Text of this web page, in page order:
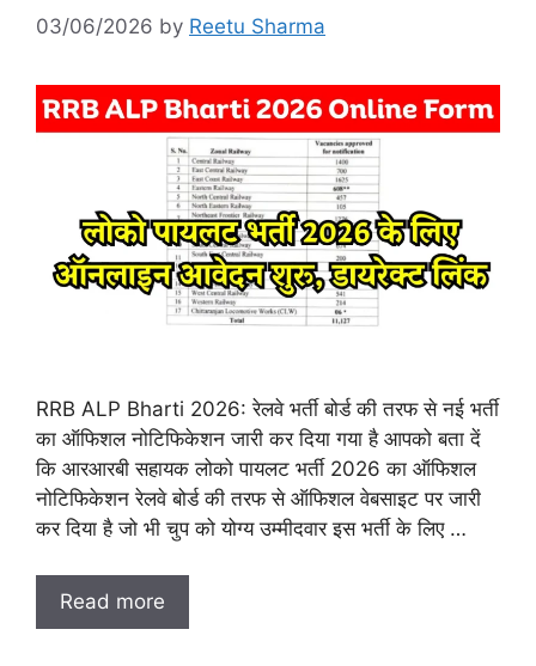
03/06/2026 by Reetu Sharma
RRB ALP Bharti 2026: रेलवे भर्ती बोर्ड की तरफ से नई भर्ती
का ऑफिशल नोटिफिकेशन जारी कर दिया गया है आपको बता दें
कि आरआरबी सहायक लोको पायलट भर्ती 2026 का ऑफिशल
नोटिफिकेशन रेलवे बोर्ड की तरफ से ऑफिशल वेबसाइट पर जारी
कर दिया है जो भी चुप को योग्य उम्मीदवार इस भर्ती के लिए …
Read more